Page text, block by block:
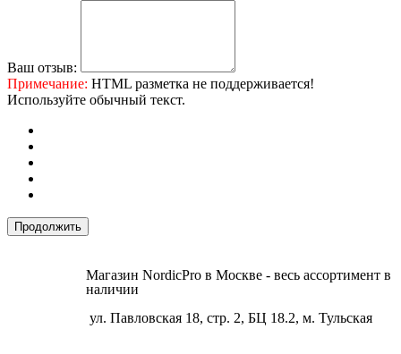
Ваш отзыв:
Примечание: HTML разметка не поддерживается!
Используйте обычный текст.
Продолжить
Магазин NordicPro в Москве - весь ассортимент в
наличии
ул. Павловская 18, стр. 2, БЦ 18.2, м. Тульская